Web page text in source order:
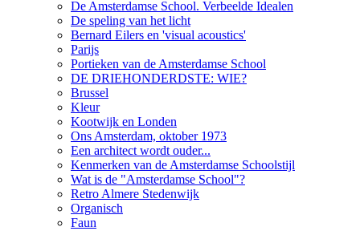
De Amsterdamse School. Verbeelde Idealen
De speling van het licht
Bernard Eilers en 'visual acoustics'
Parijs
Portieken van de Amsterdamse School
DE DRIEHONDERDSTE: WIE?
Brussel
Kleur
Kootwijk en Londen
Ons Amsterdam, oktober 1973
Een architect wordt ouder...
Kenmerken van de Amsterdamse Schoolstijl
Wat is de "Amsterdamse School"?
Retro Almere Stedenwijk
Organisch
Faun